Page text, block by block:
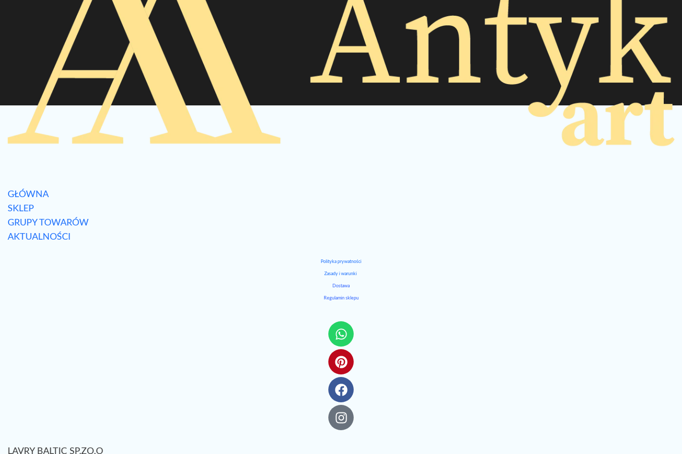
GŁÓWNA
SKLEP
GRUPY TOWARÓW
AKTUALNOŚCI
Polityka prywatności
Zasady i warunki
Dostawa
Regulamin sklepu
LAVRY BALTIC SP.ZO.O